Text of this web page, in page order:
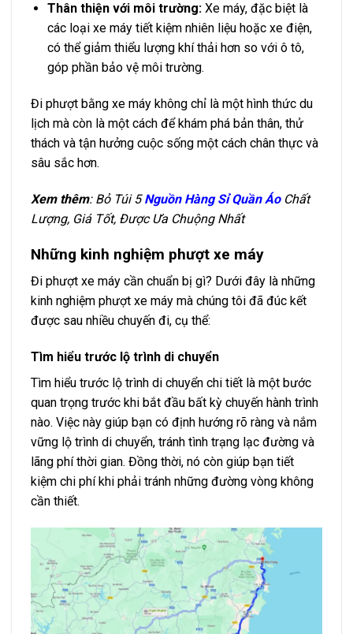
Thân thiện với môi trường:Xe máy, đặc biệt là
các loại xe máy tiết kiệm nhiên liệu hoặc xe điện,
có thể giảm thiểu lượng khí thải hơn so với ô tô,
góp phần bảo vệ môi trường.
Đi phượt bằng xe máy không chỉ là một hình thức du
lịch mà còn là một cách để khám phá bản thân, thử
thách và tận hưởng cuộc sống một cách chân thực và
sâu sắc hơn.
Xem thêm: Bỏ Túi 5Nguồn Hàng Sỉ Quần Áo Chất
Lượng, Giá Tốt, Được Ưa Chuộng Nhất
Những kinh nghiệm phượt xe máy
Đi phượt xe máy cần chuẩn bị gì? Dưới đây là những
kinh nghiệm phượt xe máy mà chúng tôi đã đúc kết
được sau nhiều chuyến đi, cụ thể:
Tìm hiểu trước lộ trình di chuyển
Tìm hiểu trước lộ trình di chuyển chi tiết là một bước
quan trọng trước khi bắt đầu bất kỳ chuyến hành trình
nào. Việc này giúp bạn có định hướng rõ ràng và nắm
vững lộ trình di chuyển, tránh tình trạng lạc đường và
lãng phí thời gian. Đồng thời, nó còn giúp bạn tiết
kiệm chi phí khi phải tránh những đường vòng không
cần thiết.